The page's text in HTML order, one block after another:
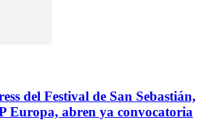
del Festival de San Sebastián,
Europa, abren ya convocatoria